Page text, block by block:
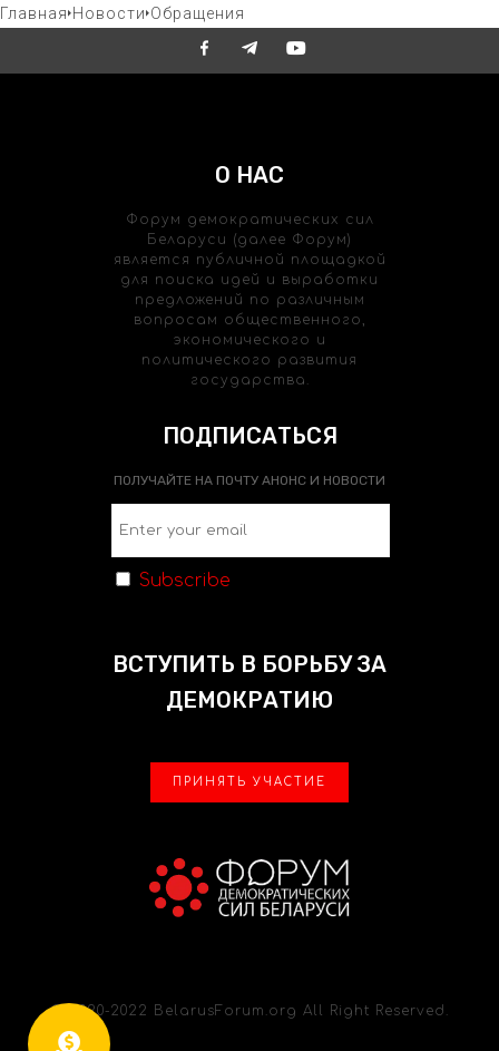
Главная Новости Обращения
О НАС
Форум демократических сил
Беларуси (далее Форум)
является публичной площадкой
для поиска идей и выработки
предложений по различным
вопросам общественного,
экономического и
политического развития
государства.
ПОДПИСАТЬСЯ
ПОЛУЧАЙТЕ НА ПОЧТУ АНОНС И НОВОСТИ
Subscribe
ВСТУПИТЬ В БОРЬБУ ЗА
ДЕМОКРАТИЮ
ПРИНЯТЬ УЧАСТИЕ
© 2020-2022 BelarusForum.org All Right Reserved.